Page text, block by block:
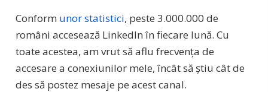
Conform unor statistici, peste 3.000.000 de
români accesează LinkedIn în fiecare lună. Cu
toate acestea, am vrut să aflu frecvența de
accesare a conexiunilor mele, încât să știu cât de
des să postez mesaje pe acest canal.